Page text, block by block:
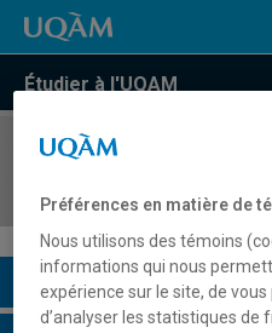
Étudier à l'UQAM
COURS//
Description du cours
Préférences en matière de
Nous utilisons des témoins
informations qui nous
expérience sur le site, de
d’analyser les statistiques de